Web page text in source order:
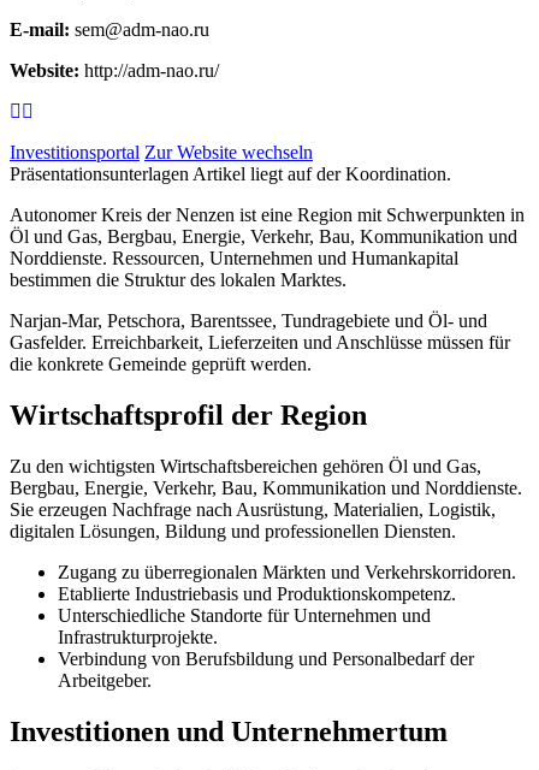
E-mail: sem@adm-nao.ru
Website: http://adm-nao.ru/
Investitionsportal Zur Website wechseln
Präsentationsunterlagen Artikel liegt auf der Koordination.
Autonomer Kreis der Nenzen ist eine Region mit Schwerpunkten in
Öl und Gas, Bergbau, Energie, Verkehr, Bau, Kommunikation und
Norddienste. Ressourcen, Unternehmen und Humankapital
bestimmen die Struktur des lokalen Marktes.
Narjan-Mar, Petschora, Barentssee, Tundragebiete und Öl- und
Gasfelder. Erreichbarkeit, Lieferzeiten und Anschlüsse müssen für
die konkrete Gemeinde geprüft werden.
Wirtschaftsprofil der Region
Zu den wichtigsten Wirtschaftsbereichen gehören Öl und Gas,
Bergbau, Energie, Verkehr, Bau, Kommunikation und Norddienste.
Sie erzeugen Nachfrage nach Ausrüstung, Materialien, Logistik,
digitalen Lösungen, Bildung und professionellen Diensten.
Zugang zu überregionalen Märkten und Verkehrskorridoren.
Etablierte Industriebasis und Produktionskompetenz.
Unterschiedliche Standorte für Unternehmen und
Infrastrukturprojekte.
Verbindung von Berufsbildung und Personalbedarf der
Arbeitgeber.
Investitionen und Unternehmertum